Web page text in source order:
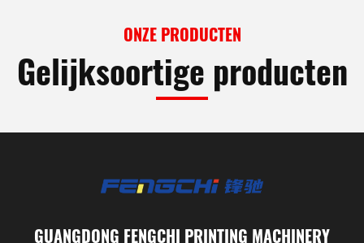
ONZE PRODUCTEN
Gelijksoortige producten
GUANGDONG FENGCHI PRINTING MACHINERY